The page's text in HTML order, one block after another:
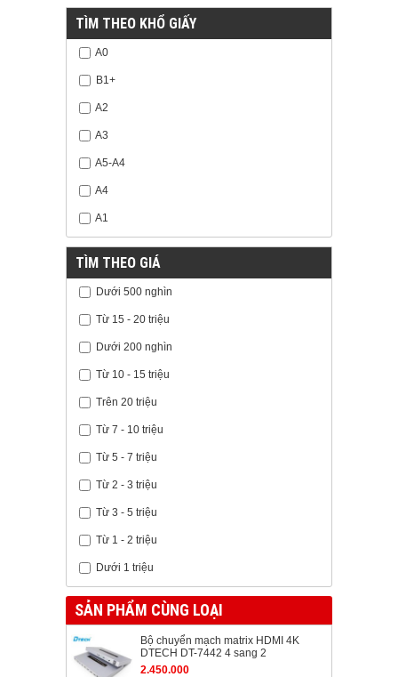
TÌM THEO KHỔ GIẤY
A0
B1+
A2
A3
A5-A4
A4
A1
TÌM THEO GIÁ
Dưới 500 nghìn
Từ 15 - 20 triệu
Dưới 200 nghìn
Từ 10 - 15 triệu
Trên 20 triệu
Từ 7 - 10 triệu
Từ 5 - 7 triệu
Từ 2 - 3 triệu
Từ 3 - 5 triệu
Từ 1 - 2 triệu
Dưới 1 triệu
SẢN PHẨM CÙNG LOẠI
Bộ chuyển mạch matrix HDMI 4K
DTECH DT-7442 4 sang 2
2.450.000